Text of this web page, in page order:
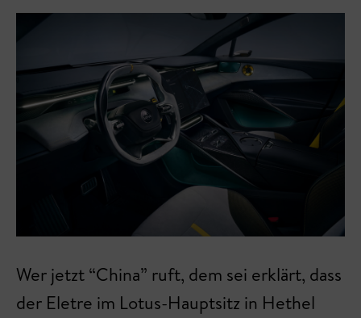
Wer jetzt “China” ruft, dem sei erklärt, dass
der Eletre im Lotus-Hauptsitz in Hethel